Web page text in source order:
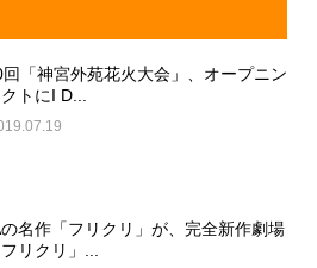
「神宮外苑花火大会」、オープニン
トにI D...
名作「フリクリ」が、完全新作劇場
リクリ」...